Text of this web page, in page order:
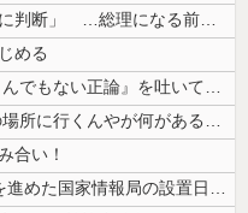
【悲報】高市首相の靖国参拝「適切に判断」 …総理になる前の昨年は参拝
める
【画像】 全身入れ墨の彫り師、『とんでもない正論』を吐いて30万再生さ...
【悲報】 明日、飛田給とかいう謎の場所に行くんやが何があるんや????...
合い！
（ ´_ゝ`）中国「高市政権が法制化を進めた国家情報局の設置日が7月3...